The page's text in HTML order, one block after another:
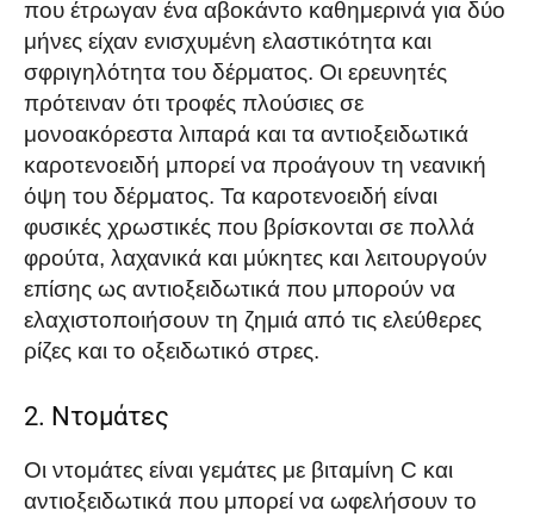
που έτρωγαν ένα αβοκάντο καθημερινά για δύο
μήνες είχαν ενισχυμένη ελαστικότητα και
σφριγηλότητα του δέρματος. Οι ερευνητές
πρότειναν ότι τροφές πλούσιες σε
μονοακόρεστα λιπαρά και τα αντιοξειδωτικά
καροτενοειδή μπορεί να προάγουν τη νεανική
όψη του δέρματος. Τα καροτενοειδή είναι
φυσικές χρωστικές που βρίσκονται σε πολλά
φρούτα, λαχανικά και μύκητες και λειτουργούν
επίσης ως αντιοξειδωτικά που μπορούν να
ελαχιστοποιήσουν τη ζημιά από τις ελεύθερες
ρίζες και το οξειδωτικό στρες.
2. Ντομάτες
Οι ντομάτες είναι γεμάτες με βιταμίνη C και
αντιοξειδωτικά που μπορεί να ωφελήσουν το